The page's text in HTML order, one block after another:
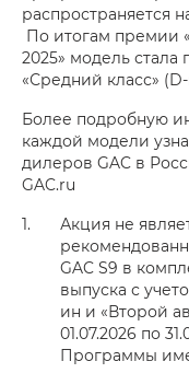
распространяется
По итогам премии
2025» модель
«Средний класс» (D-
Более подробную
каждой модели
дилеров GAC в
GAC.ru
Акция не
GAC S9 в
выпуска с
ин и «Второй
01.07.2026 по
Программы